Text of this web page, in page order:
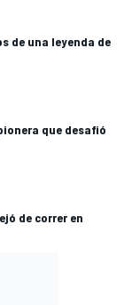
de una leyenda de
que desafió
de correr en